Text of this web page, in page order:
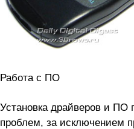
Работа с ПО
Установка драйверов и ПО
проблем, за исключением